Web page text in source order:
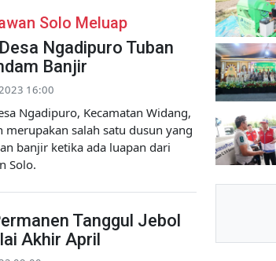
Solo Meluap
Ngadipuro Tuban
Banjir
16:00
Ngadipuro, Kecamatan Widang,
merupakan salah satu dusun yang
banjir ketika ada luapan dari
Solo.
Tanggul Jebol
Akhir April